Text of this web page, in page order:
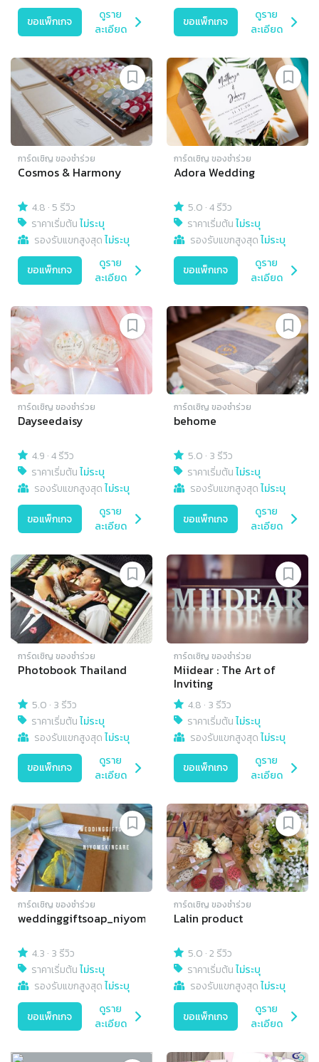
ขอแพ็กเกจ
ดูราย
ละเอียด
ขอแพ็กเกจ
ดูราย
ละเอียด
การ์ดเชิญ​ ของชำร่วย
Cosmos & Harmony
4.8 · 5 รีวิว
ราคาเริ่มต้นไม่ระบุ
รองรับแขกสูงสุดไม่ระบุ
ขอแพ็กเกจ
ดูราย
ละเอียด
การ์ดเชิญ​ ของชำร่วย
Adora Wedding
5.0 ·4 รีวิว
ราคาเริ่มต้นไม่ระบุ
รองรับแขกสูงสุดไม่ระบุ
ขอแพ็กเกจ
ดูราย
ละเอียด
การ์ดเชิญ​ ของชำร่วย
Dayseedaisy
4.9 ·4 รีวิว
ราคาเริ่มต้นไม่ระบุ
รองรับแขกสูงสุดไม่ระบุ
ขอแพ็กเกจ
ดูราย
ละเอียด
การ์ดเชิญ​ ของชำร่วย
behome
5.0 · 3 รีวิว
ราคาเริ่มต้นไม่ระบุ
รองรับแขกสูงสุดไม่ระบุ
ขอแพ็กเกจ
ดูราย
ละเอียด
การ์ดเชิญ​ ของชำร่วย
Photobook Thailand
5.0 · 3 รีวิว
ราคาเริ่มต้นไม่ระบุ
รองรับแขกสูงสุดไม่ระบุ
ขอแพ็กเกจ
ดูราย
ละเอียด
การ์ดเชิญ​ ของชำร่วย
Miidear : The Art of
Inviting
4.8 · 3 รีวิว
ราคาเริ่มต้นไม่ระบุ
รองรับแขกสูงสุดไม่ระบุ
ขอแพ็กเกจ
ดูราย
ละเอียด
การ์ดเชิญ​ ของชำร่วย
weddinggiftsoap_niyom
4.3 · 3 รีวิว
ราคาเริ่มต้นไม่ระบุ
รองรับแขกสูงสุดไม่ระบุ
ขอแพ็กเกจ
ดูราย
ละเอียด
การ์ดเชิญ​ ของชำร่วย
Lalin product
5.0 ·2 รีวิว
ราคาเริ่มต้นไม่ระบุ
รองรับแขกสูงสุดไม่ระบุ
ขอแพ็กเกจ
ดูราย
ละเอียด